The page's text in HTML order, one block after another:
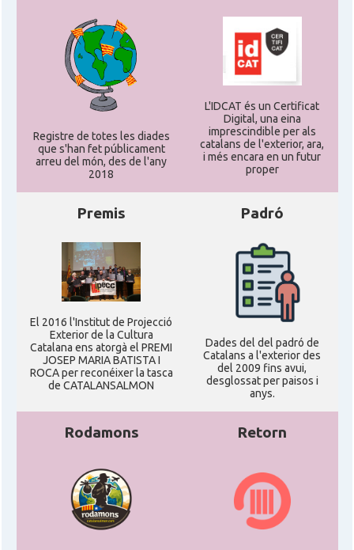
Registre de totes les diades
que s'han fet públicament
arreu del món, des de l'any
2018
L'IDCAT és un Certificat
Digital, una eina
imprescindible per als
catalans de l'exterior, ara,
i més encara en un futur
proper
Premis
El 2016 l'Institut de Projecció
Exterior de la Cultura
Catalana ens atorgà el PREMI
JOSEP MARIA BATISTA I
ROCA per reconéixer la tasca
de CATALANSALMON
Padró
Dades del del padró de
Catalans a l'exterior des
del 2009 fins avui,
desglossat per paisos i
anys.
Rodamons Retorn